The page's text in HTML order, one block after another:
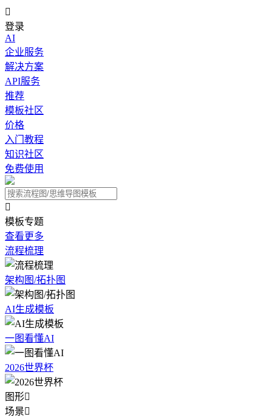

登录
AI
企业服务
解决方案
API服务
推荐
模板社区
价格
入门教程
知识社区
免费使用

模板专题
查看更多
流程梳理
架构图/拓扑图
AI生成模板
一图看懂AI
2026世界杯
图形
场景